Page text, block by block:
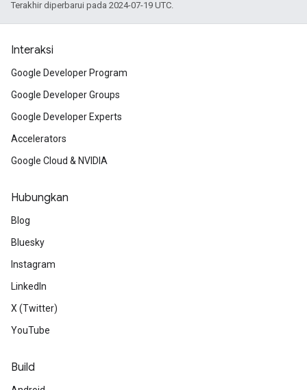
Terakhir diperbarui pada 2024-07-19 UTC.
Interaksi
Google Developer Program
Google Developer Groups
Google Developer Experts
Accelerators
Google Cloud & NVIDIA
Hubungkan
Blog
Bluesky
Instagram
LinkedIn
X (Twitter)
YouTube
Build